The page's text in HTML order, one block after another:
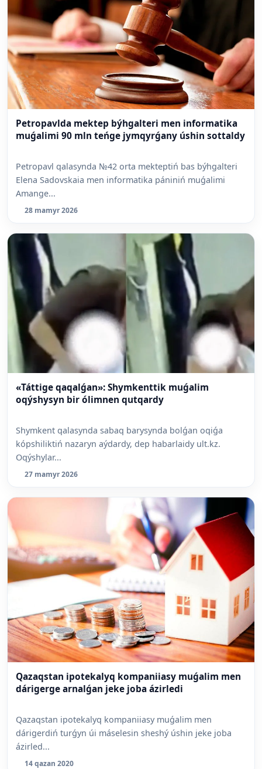
Petropavlda mektep býhgalteri men informatika
muǵalimi 90 mln teńge jymqyrǵany úshin sottaldy
Petropavl qalasynda №42 orta mekteptiń bas býhgalteri
Elena Sadovskaia men informatika pániniń muǵalimi
Amange...
28 mamyr 2026
«Táttige qaqalǵan»: Shymkenttik muǵalim
oqýshysyn bir ólimnen qutqardy
Shymkent qalasynda sabaq barysynda bolǵan oqiǵa
kópshiliktiń nazaryn aýdardy, dep habarlaidy ult.kz.
Oqýshylar...
27 mamyr 2026
Qazaqstan ipotekalyq kompaniiasy muǵalim men
dárigerge arnalǵan jeke joba ázirledi
Qazaqstan ipotekalyq kompaniiasy muǵalim men
dárigerdiń turǵyn úi máselesin sheshý úshin jeke joba
ázirled...
14 qazan 2020